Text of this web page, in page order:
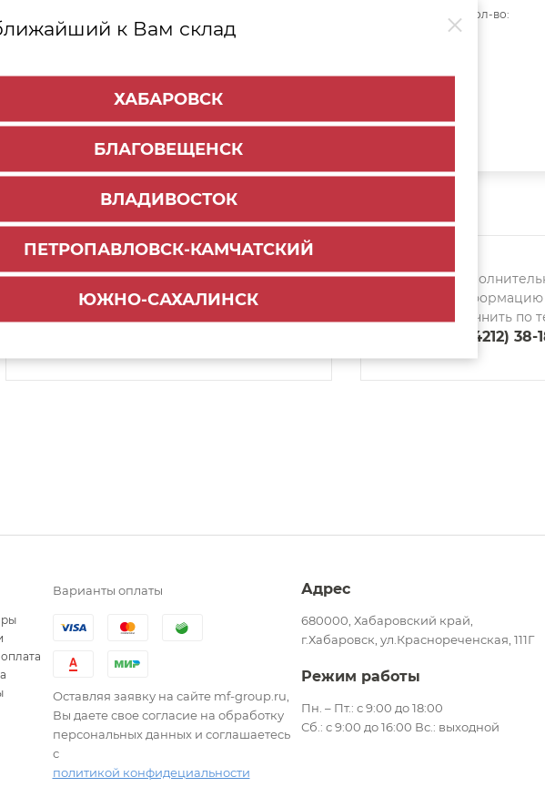
к Вам склад
ХАБАРОВСК
БЛАГОВЕЩЕНСК
ВЛАДИВОСТОК
ПЕТРОПАВЛОВСК-КАМЧАТСКИЙ
ЮЖНО-САХАЛИНСК
Кол-во:
Способы доставки:
По городу:1000 руб.
уточнить по
8 (4212) 38-
Варианты оплаты
Оставляя заявку на сайте mf-group.ru,
Вы даете свое согласие на обработку
персональных данных и соглашаетесь
с
политикой конфидециальности
Адрес
680000, Хабаровский край,
г.Хабаровск, ул.Краснореченская, 111Г
Режим работы
Пн. – Пт.: с 9:00 до 18:00
Сб.: с 9:00 до 16:00 Вс.: выходной